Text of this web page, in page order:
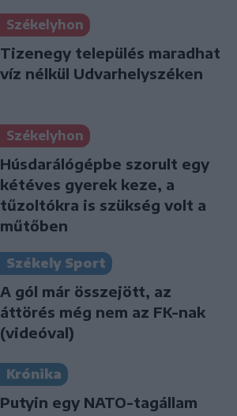
Székelyhon
Tizenegy település maradhat
víz nélkül Udvarhelyszéken
Székelyhon
Húsdarálógépbe szorult egy
kétéves gyerek keze, a
tűzoltókra is szükség volt a
műtőben
Székely Sport
A gól már összejött, az
áttörés még nem az FK-nak
(videóval)
Krónika
Putyin egy NATO-tagállam